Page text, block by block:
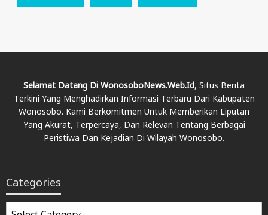
Selamat Datang Di WonosoboNews.web.id, Situs Berita
Terkini Yang Menghadirkan Informasi Terbaru Dari Kabupaten
Wonosobo. Kami Berkomitmen Untuk Memberikan Liputan
Yang Akurat, Terpercaya, Dan Relevan Tentang Berbagai
Peristiwa Dan Kejadian Di Wilayah Wonosobo.
Categories
Categories